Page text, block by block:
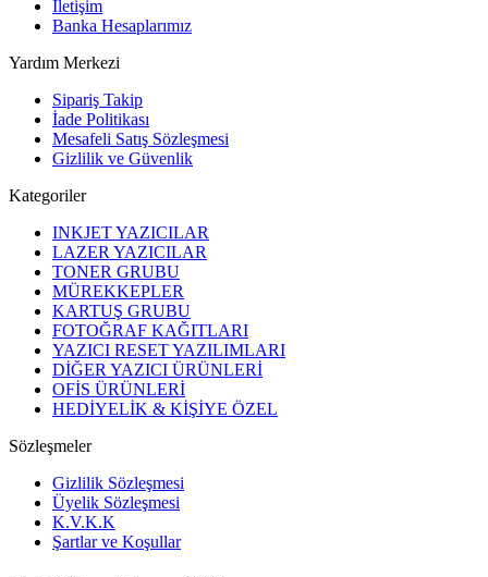
İletişim
Banka Hesaplarımız
Yardım Merkezi
Sipariş Takip
İade Politikası
Mesafeli Satış Sözleşmesi
Gizlilik ve Güvenlik
Kategoriler
INKJET YAZICILAR
LAZER YAZICILAR
TONER GRUBU
MÜREKKEPLER
KARTUŞ GRUBU
FOTOĞRAF KAĞITLARI
YAZICI RESET YAZILIMLARI
DİĞER YAZICI ÜRÜNLERİ
OFİS ÜRÜNLERİ
HEDİYELİK & KİŞİYE ÖZEL
Sözleşmeler
Gizlilik Sözleşmesi
Üyelik Sözleşmesi
K.V.K.K
Şartlar ve Koşullar